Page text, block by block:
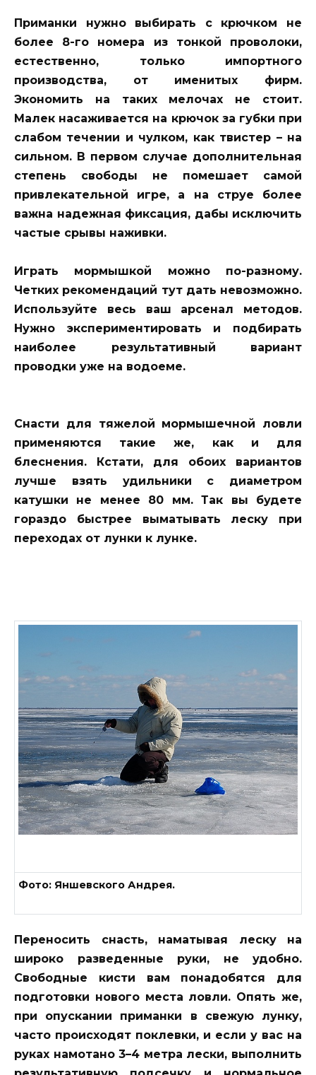
Приманки нужно выбирать с крючком не
более 8-го номера из тонкой проволоки,
естественно, только импортного
производства, от именитых фирм.
Экономить на таких мелочах не стоит.
Малек насаживается на крючок за губки при
слабом течении и чулком, как твистер – на
сильном. В первом случае дополнительная
степень свободы не помешает самой
привлекательной игре, а на струе более
важна надежная фиксация, дабы исключить
частые срывы наживки.
Играть мормышкой можно по-разному.
Четких рекомендаций тут дать невозможно.
Используйте весь ваш арсенал методов.
Нужно экспериментировать и подбирать
наиболее результативный вариант
проводки уже на водоеме.
Снасти для тяжелой мормышечной ловли
применяются такие же, как и для
блеснения. Кстати, для обоих вариантов
лучше взять удильники с диаметром
катушки не менее 80 мм. Так вы будете
гораздо быстрее выматывать леску при
переходах от лунки к лунке.
Фото: Яншевского Андрея.
Переносить снасть, наматывая леску на
широко разведенные руки, не удобно.
Свободные кисти вам понадобятся для
подготовки нового места ловли. Опять же,
при опускании приманки в свежую лунку,
часто происходят поклевки, и если у вас на
руках намотано 3–4 метра лески, выполнить